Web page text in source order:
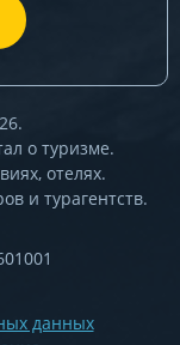
о туризме.
отелях.
и турагентств.
данных